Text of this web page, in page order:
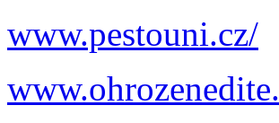
www.pestouni.cz/